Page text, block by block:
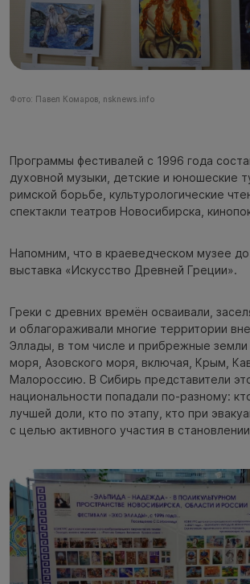
Фото: Павел Комаров, nsknews.info
Программы фестивалей с 1996 года
духовной музыки, детские и юношеские
римской борьбе, культурологические
спектакли театров Новосибирска,
Напомним, что в краеведческом музее
выставка «Искусство Древней Греции».
Греки с древних времён осваивали,
и облагораживали многие территории
Эллады, в том числе и прибрежные
моря, Азовского моря, включая, Крым,
Малороссию. В Сибирь представители
национальности попадали по-разному:
лучшей доли, кто по этапу, кто при
с целью активного участия в